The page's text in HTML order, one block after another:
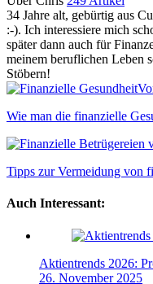
34 Jahre alt, gebürtig aus
:-). Ich interessiere mich
später dann auch für
meinem beruflichen Leben
Stöbern!
Webseite
Wie man die finanzielle
Tipps zur Vermeidung von
Auch Interessant:
Aktientrends 2026:
26. November 2025